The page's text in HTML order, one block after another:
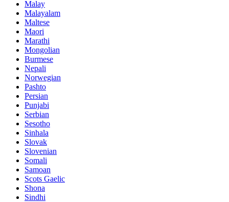
Malay
Malayalam
Maltese
Maori
Marathi
Mongolian
Burmese
Nepali
Norwegian
Pashto
Persian
Punjabi
Serbian
Sesotho
Sinhala
Slovak
Slovenian
Somali
Samoan
Scots Gaelic
Shona
Sindhi